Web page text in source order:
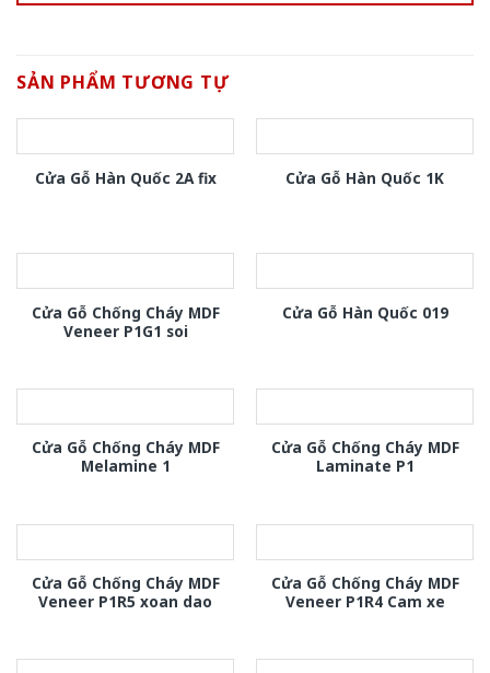
SẢN PHẨM TƯƠNG TỰ
Cửa Gỗ Hàn Quốc 2A fix Cửa Gỗ Hàn Quốc 1K
Cửa Gỗ Chống Cháy MDF
Veneer P1G1 soi
Cửa Gỗ Hàn Quốc 019
Cửa Gỗ Chống Cháy MDF
Melamine 1
Cửa Gỗ Chống Cháy MDF
Laminate P1
Cửa Gỗ Chống Cháy MDF
Veneer P1R5 xoan dao
Cửa Gỗ Chống Cháy MDF
Veneer P1R4 Cam xe